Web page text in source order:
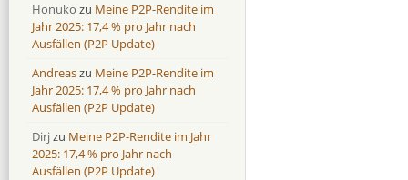
Honuko zu Meine P2P-Rendite im
Jahr 2025: 17,4 % pro Jahr nach
Ausfällen (P2P Update)
Andreaszu Meine P2P-Rendite im
Jahr 2025: 17,4 % pro Jahr nach
Ausfällen (P2P Update)
Dirjzu Meine P2P-Rendite im Jahr
2025: 17,4 % pro Jahr nach
Ausfällen (P2P Update)